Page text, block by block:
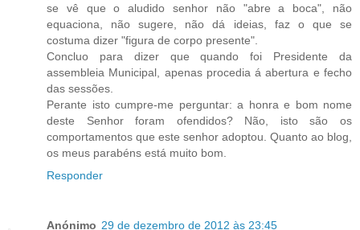
se vê que o aludido senhor não "abre a boca", não
equaciona, não sugere, não dá ideias, faz o que se
costuma dizer "figura de corpo presente".
Concluo para dizer que quando foi Presidente da
assembleia Municipal, apenas procedia á abertura e fecho
das sessões.
Perante isto cumpre-me perguntar: a honra e bom nome
deste Senhor foram ofendidos? Não, isto são os
comportamentos que este senhor adoptou. Quanto ao blog,
os meus parabéns está muito bom.
Responder
Anónimo 29 de dezembro de 2012 às 23:45